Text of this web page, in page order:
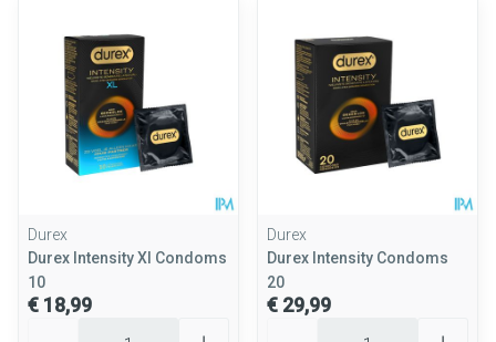
Durex
Durex Intensity Xl Condoms
10
€ 18,99
Durex
Durex Intensity Condoms
20
€ 29,99